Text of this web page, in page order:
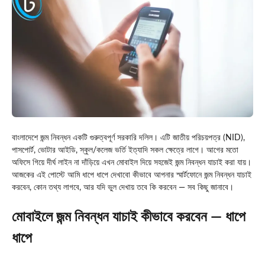
বাংলাদেশে জন্ম নিবন্ধন একটি গুরুত্বপূর্ণ সরকারি দলিল। এটি জাতীয় পরিচয়পত্র (NID),
পাসপোর্ট, ভোটার আইডি, স্কুল/কলেজ ভর্তি ইত্যাদি সকল ক্ষেত্রে লাগে। আগের মতো
অফিসে গিয়ে দীর্ঘ লাইন না দাঁড়িয়ে এখন মোবাইল দিয়ে সহজেই জন্ম নিবন্ধন যাচাই করা যায়।
আজকের এই পোস্টে আমি ধাপে ধাপে দেখাবো কীভাবে আপনার স্মার্টফোনে জন্ম নিবন্ধন যাচাই
করবেন, কোন তথ্য লাগবে, আর যদি ভুল দেখায় তবে কি করবেন — সব কিছু জানাবে।
মোবাইলে জন্ম নিবন্ধন যাচাই কীভাবে করবেন — ধাপে
ধাপে